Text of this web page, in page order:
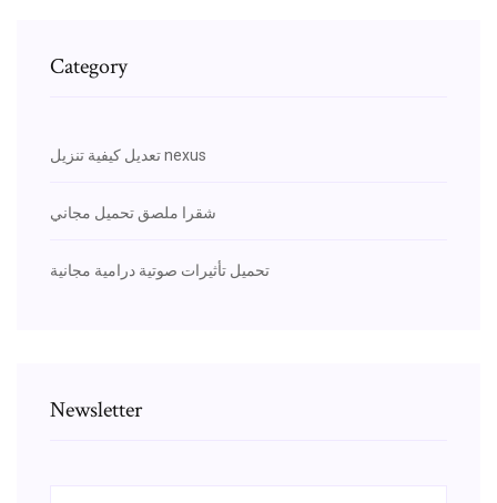
Category
تعديل كيفية تنزيل nexus
شقرا ملصق تحميل مجاني
تحميل تأثيرات صوتية درامية مجانية
Newsletter